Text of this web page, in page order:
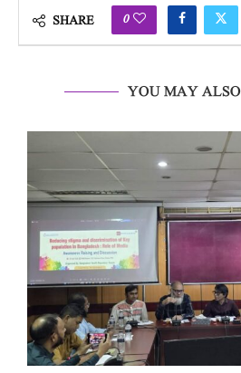
SHARE 0
YOU MAY